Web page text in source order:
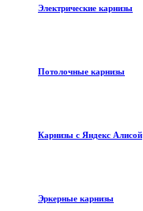
Электрические карнизы
Потолочные карнизы
Карнизы с Яндекс Алисой
Эркерные карнизы